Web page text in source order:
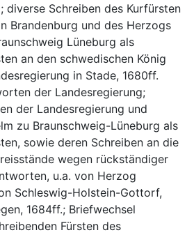
diverse Schreiben des Kurfürsten
Brandenburg und des Herzogs
Lüneburg als
an den schwedischen König
in Stade, 1680ff.
der Landesregierung;
der Landesregierung und
zu Braunschweig-Lüneburg als
sowie deren Schreiben an die
wegen rückständiger
u.a. von Herzog
Schleswig-Holstein-Gottorf,
1684ff.; Briefwechsel
Fürsten des